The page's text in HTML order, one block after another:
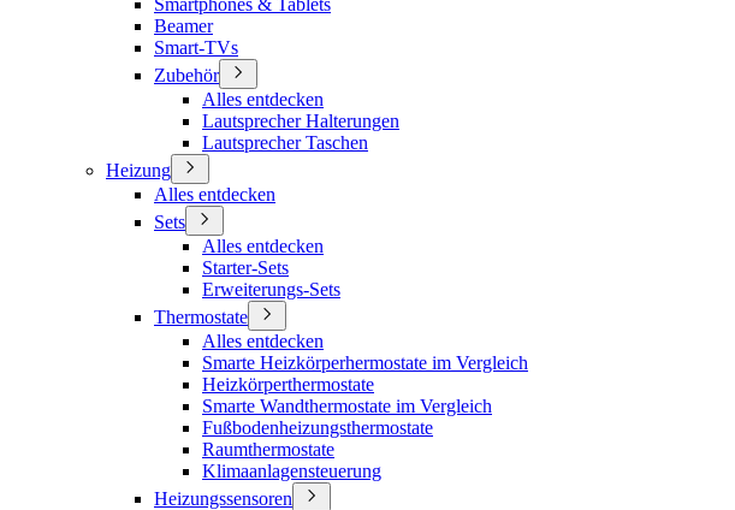
Smartphones & Tablets
Beamer
Smart-TVs
Zubehör
Alles entdecken
Lautsprecher Halterungen
Lautsprecher Taschen
Heizung
Alles entdecken
Sets
Alles entdecken
Starter-Sets
Erweiterungs-Sets
Thermostate
Alles entdecken
Smarte Heizkörperhermostate im Vergleich
Heizkörperthermostate
Smarte Wandthermostate im Vergleich
Fußbodenheizungsthermostate
Raumthermostate
Klimaanlagensteuerung
Heizungssensoren